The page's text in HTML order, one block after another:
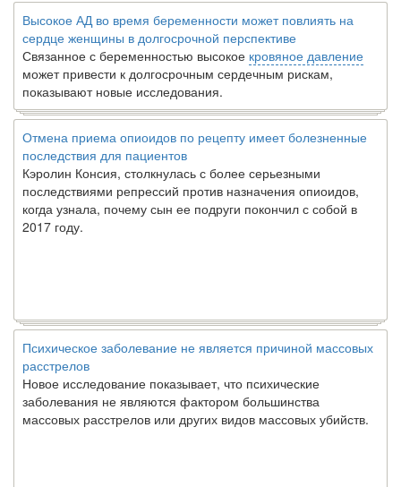
Высокое АД во время беременности может повлиять на
сердце женщины в долгосрочной перспективе
Связанное с беременностью высокое кровяное давление
может привести к долгосрочным сердечным рискам,
показывают новые исследования.
Отмена приема опиоидов по рецепту имеет болезненные
последствия для пациентов
Кэролин Консия, столкнулась с более серьезными
последствиями репрессий против назначения опиоидов,
когда узнала, почему сын ее подруги покончил с собой в
2017 году.
Психическое заболевание не является причиной массовых
расстрелов
Новое исследование показывает, что психические
заболевания не являются фактором большинства
массовых расстрелов или других видов массовых убийств.